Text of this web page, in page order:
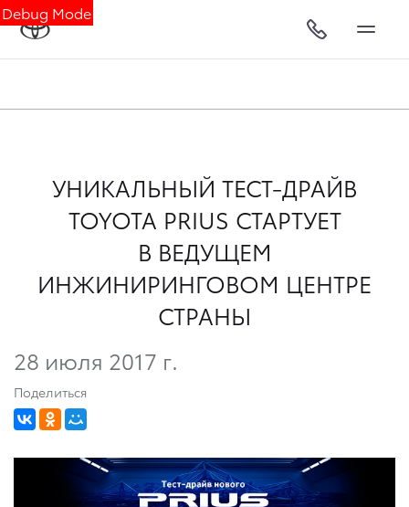
Debug Mode
УНИКАЛЬНЫЙ ТЕСТ-ДРАЙВ
TOYOTA PRIUS СТАРТУЕТ
В ВЕДУЩЕМ
ИНЖИНИРИНГОВОМ ЦЕНТРЕ
СТРАНЫ
28 июля 2017 г.
Поделиться